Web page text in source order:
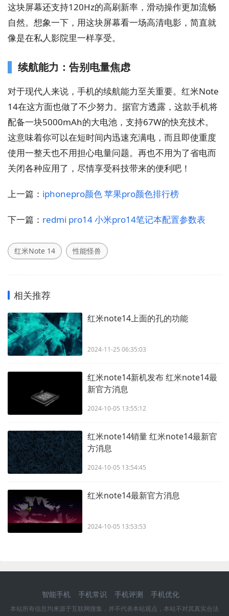
这块屏幕还支持120Hz的高刷新率，滑动操作更加流畅
自然。想象一下，用这块屏幕看一场高清电影，简直就
像是在私人影院里一样享受。
续航能力：告别电量焦虑
对于现代人来说，手机的续航能力至关重要。红米Note
14在这方面也做了不少努力。据官方透露，这款手机将
配备一块5000mAh的大电池，支持67W的快充技术。
这意味着你可以在短时间内迅速充满电，而且即使重度
使用一整天也不用担心电量问题。再也不用为了省电而
关闭各种应用了，尽情享受科技带来的便利吧！
上一篇： iphonepro颜色 苹果pro颜色排行榜
下一篇： redmi pro14 小米pro14笔记本配置参数表
红米Note 14 性能怪兽
相关推荐
红米note14上面的孔的功能
2024-11-25 06:35:03
红米note14新机发布 红米note14最
新官方消息
2024-10-05 13:55:12
红米note14销量 红米note14最新官
方消息
2024-10-05 13:54:45
红米note14最新官方消息
2024-10-05 13:53:53
智能手机 手机常识 手机评测 手机优化
本站所有信息均来源于互联网搜集，并不代表本站观点，本站不对其真实合法